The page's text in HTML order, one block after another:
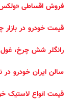
فروش اقساطی
قیمت خودرو در بازار
رانگلر شش چرخ،
سالن ایران خودرو
قیمت انواع لاستیک